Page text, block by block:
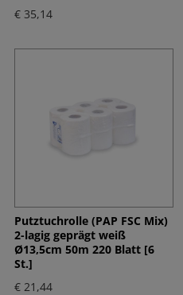
€ 35,14
Putztuchrolle (PAP FSC Mix)
2-lagig geprägt weiß
Ø13,5cm 50m 220 Blatt [6
St.]
€ 21,44